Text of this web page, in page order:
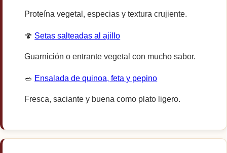
Proteína vegetal, especias y textura crujiente.
🍄 Setas salteadas al ajillo
Guarnición o entrante vegetal con mucho sabor.
🥗 Ensalada de quinoa, feta y pepino
Fresca, saciante y buena como plato ligero.